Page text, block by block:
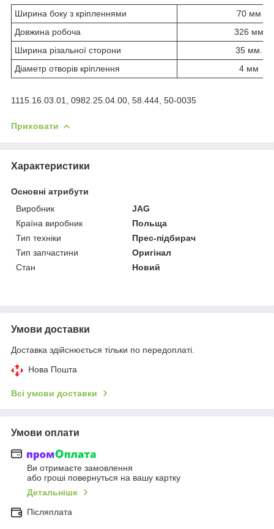
Ширина боку з кріпленнями
70 мм
Довжина робоча
326 мм
Ширина різальної сторони
35 мм.
Діаметр отворів кріплення
4 мм
1115.16.03.01, 0982.25.04.00, 58.444, 50-0035
Приховати
Характеристики
Основні атрибути
Виробник
JAG
Країна виробник
Польща
Тип техніки
Прес-підбирач
Тип запчастини
Оригінал
Стан
Новий
Умови доставки
Доставка здійснюється тільки по передоплаті.
Нова Пошта
Всі умови доставки
Умови оплати
Ви отримаєте замовлення
або гроші повернуться на вашу картку
Детальніше
Післяплата